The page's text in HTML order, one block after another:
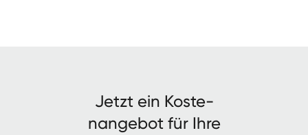
Jet­zt ein Kos­te­
nange­bot für Ihre